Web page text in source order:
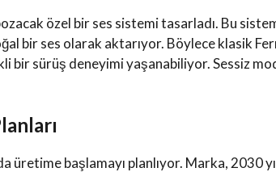
özel bir ses sistemi tasarladı. Bu
bir ses olarak aktarıyor. Böylece klasik
bir sürüş deneyimi yaşanabiliyor. Sessiz
üretime başlamayı planlıyor. Marka, 2030